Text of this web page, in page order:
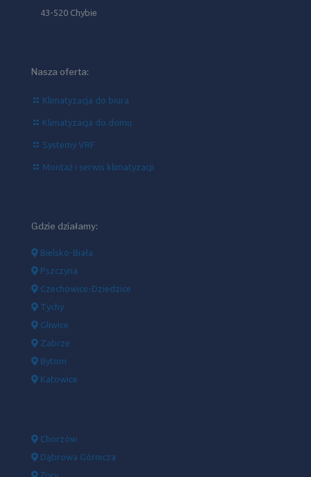
43-520 Chybie
Nasza oferta:
Klimatyzacja do biura
Klimatyzacja do domu
Systemy VRF
Montaż i serwis klimatyzacji
Gdzie działamy:
Bielsko-Biała
Pszczyna
Czechowice-Dziedzice
Tychy
Gliwice
Zabrze
Bytom
Katowice
Chorzów
Dąbrowa Górnicza